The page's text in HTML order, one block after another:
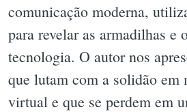
comunicação moderna,
para revelar as armadilhas e
tecnologia. O autor nos
que lutam com a solidão em
virtual e que se perdem em